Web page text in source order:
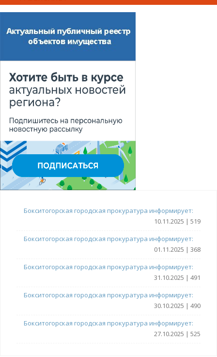
Бокситогорская городская прокуратура информирует:
10.11.2025 | 519
Бокситогорская городская прокуратура информирует:
01.11.2025 | 368
Бокситогорская городская прокуратура информирует:
31.10.2025 | 491
Бокситогорская городская прокуратура информирует:
30.10.2025 | 490
Бокситогорская городская прокуратура информирует:
27.10.2025 | 525